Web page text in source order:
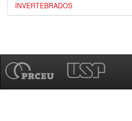
INVERTEBRADOS